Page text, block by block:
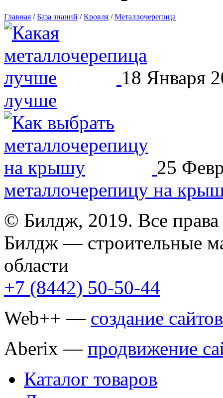
Главная /База знаний /Кровля /Металлочерепица
18 Января
лучше
25
металлочерепицу на
© Билдж, 2019. Все
Билдж — строительные
области
+7 (8442) 50-50-44
Web++ — создание сайтов
Aberix — продвижение
Каталог товаров